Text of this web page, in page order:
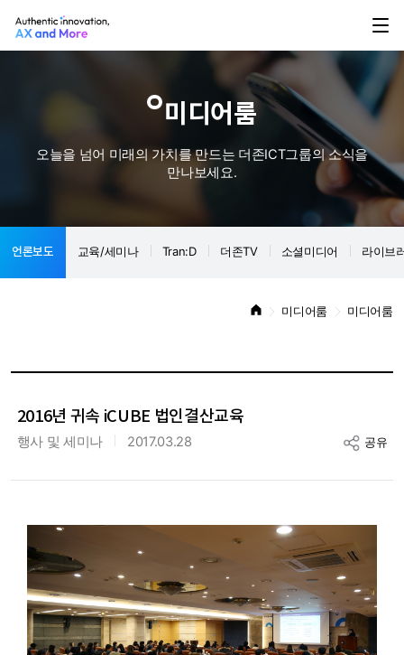
미디어룸
오늘을 넘어 미래의 가치를 만드는 더존ICT그룹의 소식을
만나보세요.
언론보도 교육/세미나 Tran:D 더존TV 소셜미디어 라이브
미디어룸 미디어룸
2016년 귀속 iCUBE 법인결산교육
행사 및 세미나 2017.03.28 공유